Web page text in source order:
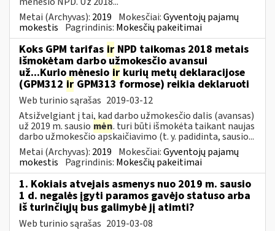
Metai (Archyvas): 2019 Mokesčiai:Gyventojų pajamų
mokestis Pagrindinis: Mokesčių pakeitimai
Koks GPM tarifas ir NPD taikomas 2018 metais
išmokėtam darbo užmokesčio avansui
už...Kurio mėnesio ir kurių metų deklaracijose
(GPM312 ir GPM313 formose) reikia deklaruoti
Web turinio sąrašas 2019-03-12
Atsižvelgiant į tai, kad darbo užmokesčio dalis (avansas)
už 2019 m. sausio mėn. turi būti išmokėta taikant naujas
darbo užmokesčio apskaičiavimo (t. y. padidinta, sausio...
Metai (Archyvas): 2019 Mokesčiai:Gyventojų pajamų
mokestis Pagrindinis: Mokesčių pakeitimai
1. Kokiais atvejais asmenys nuo 2019 m. sausio
1 d. negalės įgyti paramos gavėjo statuso arba
iš turinčiųjų bus galimybė jį atimti?
Web turinio sąrašas 2019-03-08